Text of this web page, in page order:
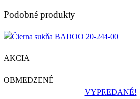
Podobné produkty
AKCIA
OBMEDZENÉ
VYPREDANÉ!